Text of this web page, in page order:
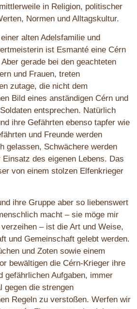
in Religion, politischer
Normen und Alltagskultur.
alten Adelsfamilie und
ist Esmanté eine Cérn
gerade bei den geachteten
und Frauen, treten
zutage, die nicht dem
Bild eines anständigen Cérn und
entsprechen. Natürlich
ihre Gefährten ebenso tapfer wie
und Freunde werden
gelassen, Schwächere werden
Einsatz des eigenen Lebens. Das
von einem stolzen Elfenkrieger
ihre Gruppe aber so liebenswert
macht – sie möge mir
– ist die Art und Weise,
und Gemeinschaft gelebt werden.
und Zoten sowie einem
bewältigen die Cérn‑Krieger ihre
gefährlichen Aufgaben, immer
gegen die strengen
Regeln zu verstoßen. Werfen wir